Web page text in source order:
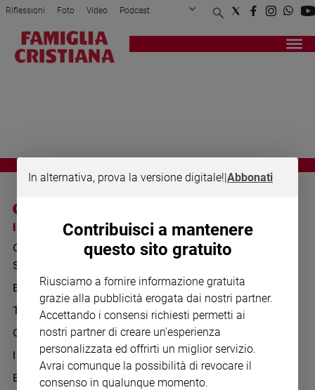
Attualità
Sport
Interviste
Papa
Papa
Chiesa
Chiesa
e
Riflessioni Foto Video Podcast
Privacy Policy Chi siamo
Registrati Redazione
I SITI SAN PAOLO
GRUPPO EDITORIALE
SAN PAOLO
BENESSERE
TELENOVA
GAZZETTA D'ALBA
IL GIORNALINO
EDICOLA SAN PAOLO
NOTE LEGALI
PRIVACY POLICY
WHISTLEBLOWING
SOCIAL
In alternativa, prova la versione digitale!|Abbonati
Contribuisci a mantenere
questo sito gratuito
Riusciamo a fornire informazione gratuita
grazie alla pubblicità erogata dai nostri partner.
Accettando i consensi richiesti permetti ai
nostri partner di creare un'esperienza
personalizzata ed offrirti un miglior servizio.
Avrai comunque la possibilità di revocare il
consenso in qualunque momento.